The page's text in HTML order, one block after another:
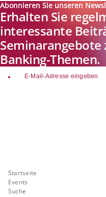
Abonnieren Sie unseren
Erhalten Sie
interessante
Banking-Themen.
email
Startseite
Events
Suche